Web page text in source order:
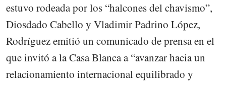
estuvo rodeada por los “halcones del chavismo”,
Diosdado Cabello y Vladimir Padrino López,
Rodríguez emitió un comunicado de prensa en el
que invitó a la Casa Blanca a “avanzar hacia un
relacionamiento internacional equilibrado y